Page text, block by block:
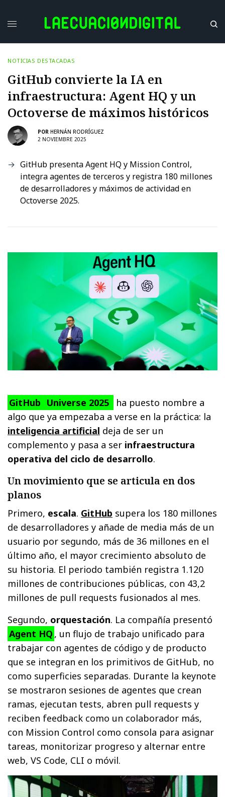
NOTICIAS DESTACADAS
GitHub convierte la IA en
infraestructura: Agent HQ y un
Octoverse de máximos históricos
POR HERNÁN RODRÍGUEZ
2 NOVIEMBRE 2025
GitHub presenta Agent HQ y Mission Control,
integra agentes de terceros y registra 180 millones
de desarrolladores y máximos de actividad en
Octoverse 2025.
GitHub Universe 2025
ha puesto nombre a
algo que ya empezaba a verse en la práctica: la
inteligencia artificial deja de ser un
complemento y pasa a ser infraestructura
operativa del ciclo de desarrollo.
Un movimiento que se articula en dos
planos
Primero, escala. GitHub supera los 180 millones
de desarrolladores y añade de media más de un
usuario por segundo, más de 36 millones en el
último año, el mayor crecimiento absoluto de
su historia. El periodo también registra 1.120
millones de contribuciones públicas, con 43,2
millones de pull requests fusionados al mes.
Segundo, orquestación. La compañía presentó
Agent HQ , un flujo de trabajo unificado para
trabajar con agentes de código y de producto
que se integran en los primitivos de GitHub, no
como superficies separadas. Durante la keynote
se mostraron sesiones de agentes que crean
ramas, ejecutan tests, abren pull requests y
reciben feedback como un colaborador más,
con Mission Control como consola para asignar
tareas, monitorizar progreso y alternar entre
web, VS Code, CLI o móvil.